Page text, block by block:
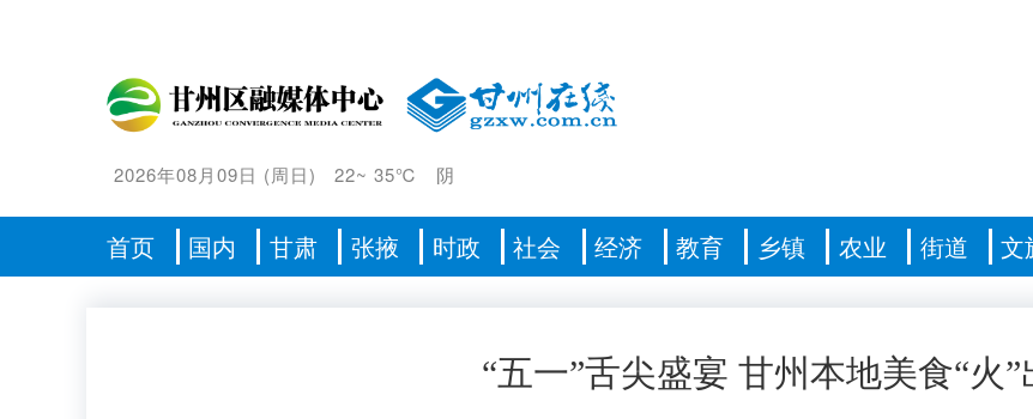
2026年08月09日 (周日) 22~ 35℃ 阴
首页 国内 甘肃 张掖 时政 社会 经济 教育 乡镇 农业 街道 文
“五一”舌尖盛宴 甘州本地美食“火”